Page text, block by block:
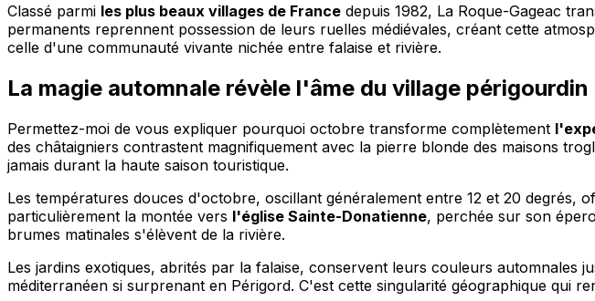
Classé parmi les plus beaux villages de France depuis 1982, La Roque-Gageac
permanents reprennent possession de leurs ruelles médiévales, créant cette
celle d'une communauté vivante nichée entre falaise et rivière.
La magie automnale révèle l'âme du village périgourdin
Permettez-moi de vous expliquer pourquoi octobre transforme complètement
des châtaigniers contrastent magnifiquement avec la pierre blonde des maisons
jamais durant la haute saison touristique.
Les températures douces d'octobre, oscillant généralement entre 12 et 20 degrés,
particulièrement la montée vers l'église Sainte-Donatienne, perchée sur son
brumes matinales s'élèvent de la rivière.
Les jardins exotiques, abrités par la falaise, conservent leurs couleurs automnales
méditerranéen si surprenant en Périgord. C'est cette singularité géographique qui